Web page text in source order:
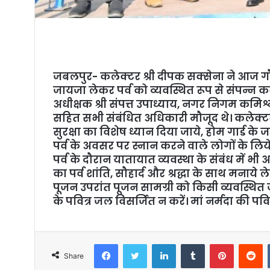
जबलपुर- कलेक्टर श्री दीपक सक्सेना ने आज
जायजा लेकर पर्व को व्यवस्थित रूप से संपन्न
अधीक्षक श्री संपत्त उपाध्याय, नगर निगम
सहित सभी संबंधित अधिकारी मौजूद थे।
सुरक्षा का विशेष ध्यान दिया जाये, होम गार्ड
पर्व के अवसर पर स्नान करने वाले लोगों के लिये
पर्व के दौरान यातायात व्यवस्था के संबंध में भी
का पर्व शांति, सौहार्द और श्रद्धा के साथ
पूजन उपरांत पूजन सामग्री को किसी व्यवस्थित
के पवित्र जल विसर्जित न करें। मां नर्मदा की
Share